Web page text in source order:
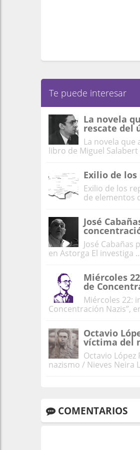
Te puede interesar
La novela
rescate del
La novela
libro de Miguel Salabert
Exilio de
Exilio de los
de elementos
José
José
en Astorga El investiga
Miércoles
de
Miércoles 22:
Concentración Nazis”,
Octavio
víctima del
Octavio
nazismo / Nieves Neira
COMENTARIOS